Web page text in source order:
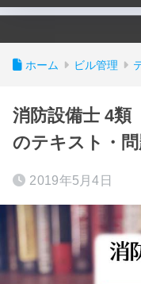
ホーム ビル管理
消防設備士 4類
のテキスト・
2019年5月4日